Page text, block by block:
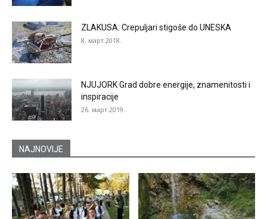
ZLAKUSA: Crepuljari stigoše do UNESKA
8. март 2018.
NJUJORK Grad dobre energije, znamenitosti i
inspiracije
26. март 2019.
NAJNOVIJE